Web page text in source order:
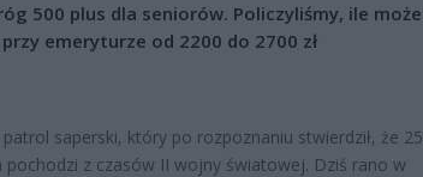
500 plus dla seniorów. Policzyliśmy, ile może
emeryturze od 2200 do 2700 zł
saperski, który po rozpoznaniu stwierdził, że
pochodzi z czasów II wojny światowej. Dziś rano w